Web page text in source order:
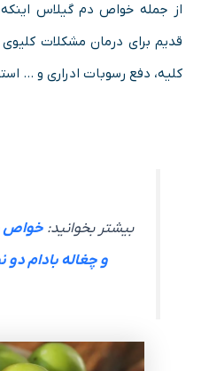
از جمله خواص دم گیلاس اینکه
قدیم برای درمان مشکلات
کلیه، دفع رسوبات ادراری و …
بیشتر بخوانید:خواص
و چغاله بادام دو